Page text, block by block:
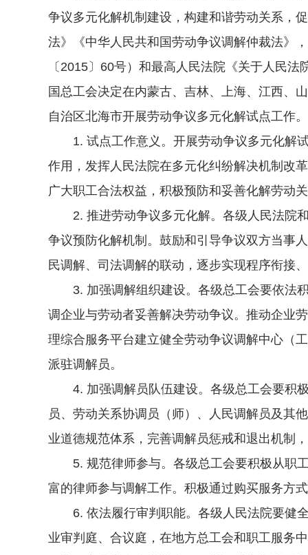
争议多元化解机制建设，构建和谐劳动关系，
法》《中华人民共和国劳动争议调解仲裁法》
〔2015〕60号）和最高人民法院《关于人民
国总工会决定在内蒙古、吉林、上海、江西、
自治区北海市开展劳动争议多元化解试点工作
1. 试点工作意义。开展劳动争议多元化解试
作用，发挥人民法院在多元化纠纷解决机制改
广大职工合法权益，积极预防和妥善化解劳动
2. 推进劳动争议多元化解。各级人民法院和
争议预防化解机制。鼓励和引导争议双方当事
民调解、司法调解的联动，逐步实现程序衔接
3. 加强调解组织建设。各级总工会要依法积
调企业与劳动者妥善解决劳动争议。推动企业
理综合服务平台建立健全劳动争议调解中心（
派驻调解员。
4. 加强调解员队伍建设。各级总工会要积极
员、劳动关系协调员（师）、人民调解员及其
业道德规范体系，完善调解员惩戒和退出机制
5. 规范律师参与。各级总工会要积极从职工
富的律师参与调解工作。积极通过购买服务方
6. 依法履行审判职能。各级人民法院要健全
业审判庭、合议庭，在地方总工会和职工服务